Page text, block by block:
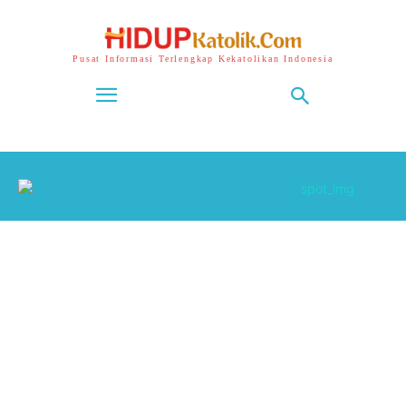
Pusat Informasi Terlengkap Kekatolikan Indonesia